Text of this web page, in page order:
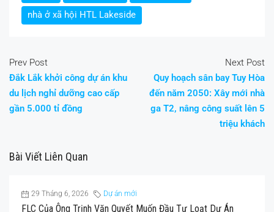
nhà ở xã hội HTL Lakeside
Prev Post
Đắk Lắk khởi công dự án khu
du lịch nghỉ dưỡng cao cấp
gần 5.000 tỉ đồng
Next Post
Quy hoạch sân bay Tuy Hòa
đến năm 2050: Xây mới nhà
ga T2, nâng công suất lên 5
triệu khách
Bài Viết Liên Quan
29 Tháng 6, 2026 Dự án mới
FLC Của Ông Trịnh Văn Quyết Muốn Đầu Tư Loạt Dự Án